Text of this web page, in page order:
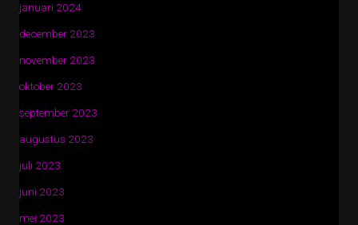
januari 2024
december 2023
november 2023
oktober 2023
september 2023
augustus 2023
juli 2023
juni 2023
mei 2023